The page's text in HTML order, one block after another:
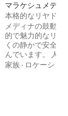
マラケシュメディ
家
本格的なリヤド、
料、B&B
メディナの鼓動す
的で魅力的なリヤド。 バブ・ア
くの静かで安全
んでいます。 人混みから離れていて、重
要な場所はすべて近
家族 · ロケーショ